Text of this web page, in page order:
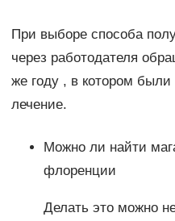
При выборе способа
через работодателя
же году , в котором были
лечение.
Можно ли найти
флоренции
Делать это можно